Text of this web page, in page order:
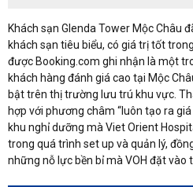
Khách sạn Glenda Tower Mộc Châu
khách sạn tiêu biểu, có giá trị tốt
được Booking.com ghi nhận là một
khách hàng đánh giá cao tại Mộc
bật trên thị trường lưu trú khu vực.
hợp với phương châm “luôn tạo ra
khu nghỉ dưỡng mà Viet Orient
trong quá trình set up và quản lý,
những nỗ lực bền bỉ mà VOH đặt vào